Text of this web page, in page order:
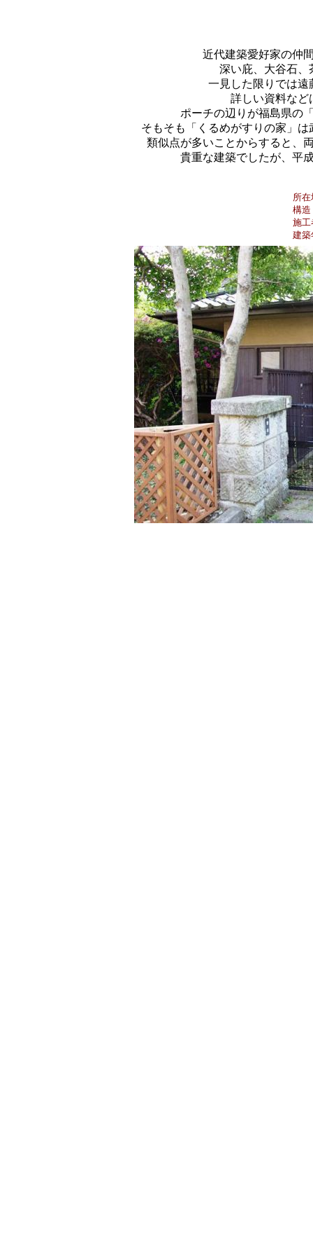
近代建築愛好家の仲
深い庇、大谷石、
一見した限りでは遠
詳しい資料など
ポーチの辺りが福島県の
そもそも「くるめがすりの家」
類似点が多いことからすると、
貴重な建築でしたが、平
所
構造
施工
建築